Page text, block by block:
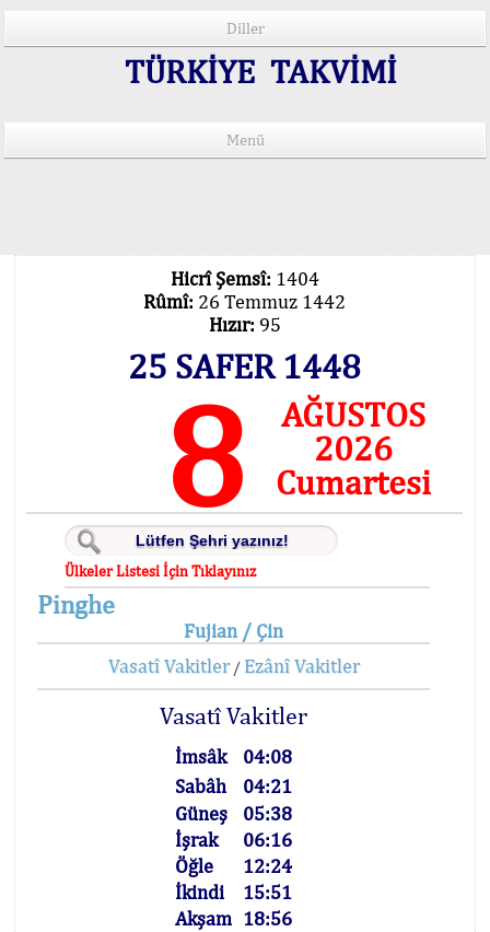
Diller
TÜRKİYE TAKVİMİ
Menü
Hicrî Şemsî: 1404
Rûmî: 26 Temmuz 1442
Hızır: 95
25 SAFER 1448
8
AĞUSTOS
2026
Cumartesi
Ülkeler Listesi İçin Tıklayınız
Pinghe
Fujian / Çin
Vasatî Vakitler/ Ezânî Vakitler
Vasatî Vakitler
İmsâk
04:08
Sabâh
04:21
Güneş
05:38
İşrak
06:16
Öğle
12:24
İkindi
15:51
Akşam 18:56